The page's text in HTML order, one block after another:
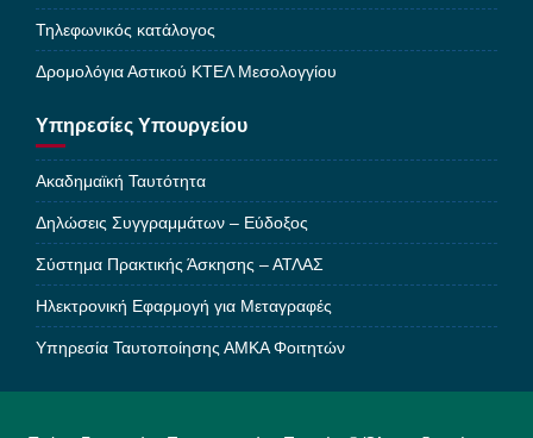
Τηλεφωνικός κατάλογος
Δρομολόγια Αστικού ΚΤΕΛ Μεσολογγίου
Υπηρεσίες Υπουργείου
Ακαδημαϊκή Ταυτότητα
Δηλώσεις Συγγραμμάτων – Εύδοξος
Σύστημα Πρακτικής Άσκησης – ΑΤΛΑΣ
Ηλεκτρονική Εφαρμογή για Μεταγραφές
Υπηρεσία Ταυτοποίησης ΑΜΚΑ Φοιτητών